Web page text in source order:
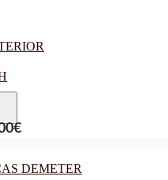
DEMETER
€Rango
precios: